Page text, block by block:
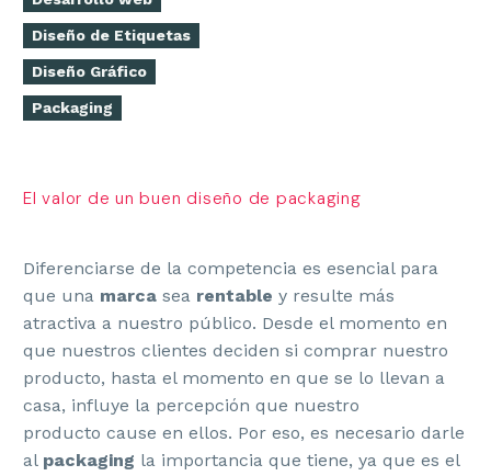
Diseño de Etiquetas
Diseño Gráfico
Packaging
El valor de un buen diseño de packaging
Diferenciarse de la competencia es esencial para
que una marca sea rentable y resulte más
atractiva a nuestro público. Desde el momento en
que nuestros clientes deciden si comprar nuestro
producto, hasta el momento en que se lo llevan a
casa, influye la percepción que nuestro
producto cause en ellos. Por eso, es necesario darle
al packaging la importancia que tiene, ya que es el